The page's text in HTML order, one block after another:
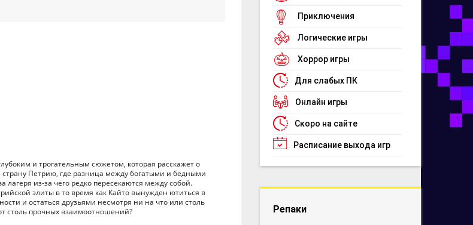
и трогательным сюжетом, которая расскажет о
Петрию, где разница между богатыми и бедными
из-за чего редко пересекаются между собой.
элиты в то время как Кайто вынужден ютиться в
и остаться друзьями несмотря ни на что или столь
столь прочных взаимоотношений?
Приключения
Логические игры
Хоррор игры
Для слабых ПК
Онлайн игры
Скоро на сайте
Расписание выхода игр
Репаки